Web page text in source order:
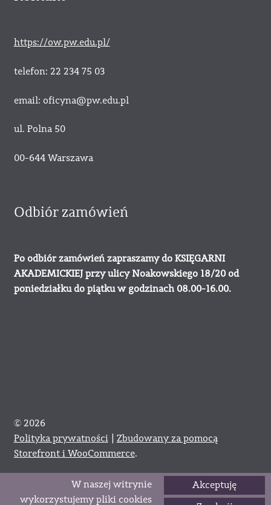
https://ow.pw.edu.pl/
telefon: 22 234 75 03
email: oficyna@pw.edu.pl
ul. Polna 50
00-644 Warszawa
Odbiór zamówień
Po odbiór zamówień zapraszamy do KSIĘGARNI
AKADEMICKIEJ przy ulicy Noakowskiego 18/20 od
poniedziałku do piątku w godzinach 08.00-16.00.
© 2026
Polityka prywatności
Zbudowany za pomocą
Storefront i WooCommerce.
0
W naszej witrynie
wykorzystujemy pliki cookies
Akceptuję